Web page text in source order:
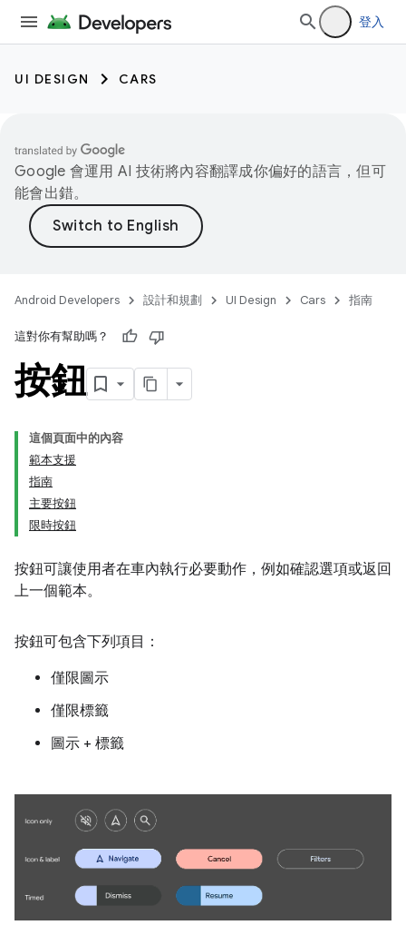
登入
UI DESIGN CARS
Google 會運用 AI 技術將內容翻譯成你偏好的語言，但可
能會出錯。
Android Developers 設計和規劃 UI Design Cars 指南
這對你有幫助嗎？
按鈕
這個頁面中的內容
範本支援
指南
主要按鈕
限時按鈕
按鈕可讓使用者在車內執行必要動作，例如確認選項或返回
上一個範本。
按鈕可包含下列項目：
僅限圖示
僅限標籤
圖示 + 標籤